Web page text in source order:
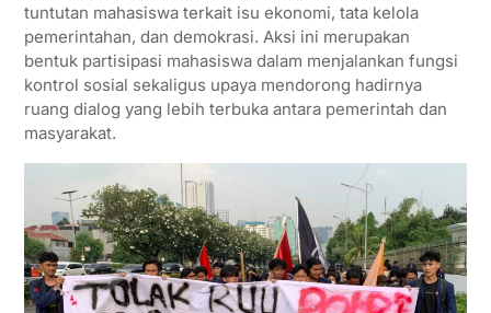
tuntutan mahasiswa terkait isu ekonomi, tata kelola
pemerintahan, dan demokrasi. Aksi ini merupakan
bentuk partisipasi mahasiswa dalam menjalankan fungsi
kontrol sosial sekaligus upaya mendorong hadirnya
ruang dialog yang lebih terbuka antara pemerintah dan
masyarakat.